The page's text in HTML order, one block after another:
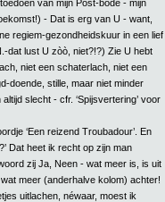
van mijn Post-bode - mijn
- Dat is erg van U - want,
regiem-gezondheidskuur in een lief
dat lust U zòò, niet?!?) Zie U hebt
niet een schaterlach, niet een
doende, stille, maar niet minder
slecht - cfr. ‘Spijsvertering’ voor
‘Een reizend Troubadour’. En
Dat heet ik recht op zijn man
zij Ja, Neen - wat meer is, is uit
meer (anderhalve kolom) achter!
uitlachen, néwaar, moest ik